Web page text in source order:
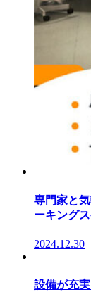
専門家と
ーキング
2024.12.30
設備が充